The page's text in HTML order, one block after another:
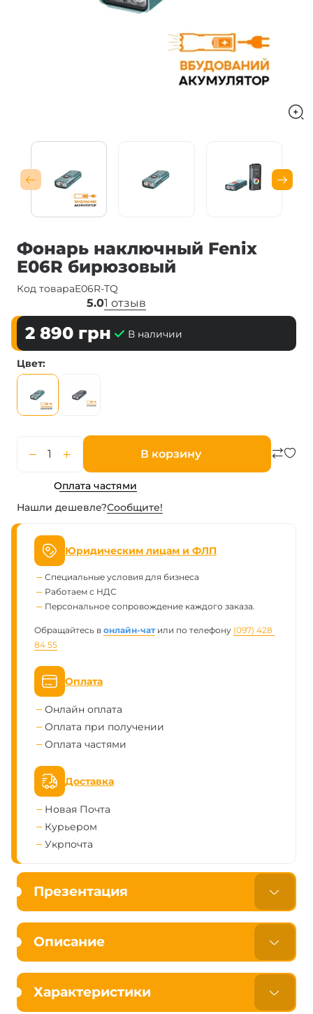
Фонарь наключный Fenix
E06R бирюзовый
Код товараE06R-TQ
5.01 отзыв
2 890 грн В наличии
Цвет
В корзину
Оплата частями
Нашли дешевле?Сообщите!
Юридическим лицам и ФЛП
Специальные условия для бизнеса
Работаем с НДС
Персональное сопровождение каждого заказа.
Обращайтесь в онлайн-чатили по телефону (097) 428
84 55
Оплата
Онлайн оплата
Оплата при получении
Оплата частями
Доставка
Новая Почта
Курьером
Укрпочта
Презентация
Описание
Характеристики